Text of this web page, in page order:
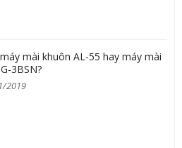
mài khuôn AL-55 hay máy mài
3BSN?
2019